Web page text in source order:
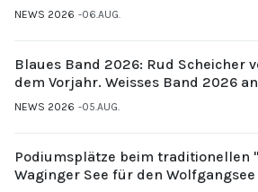
NEWS 2026 06.AUG.
Blaues Band 2026: Rud Scheicher
dem Vorjahr. Weisses Band 2026
NEWS 2026 05.AUG.
Podiumsplätze beim traditionellen
Waginger See für den Wolfgangsee